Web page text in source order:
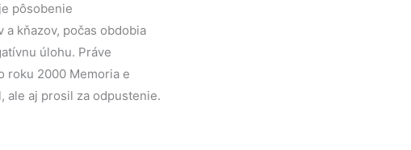
pôsobenie
kňazov, počas obdobia
úlohu. Práve
roku 2000 Memoria e
ale aj prosil za odpustenie.